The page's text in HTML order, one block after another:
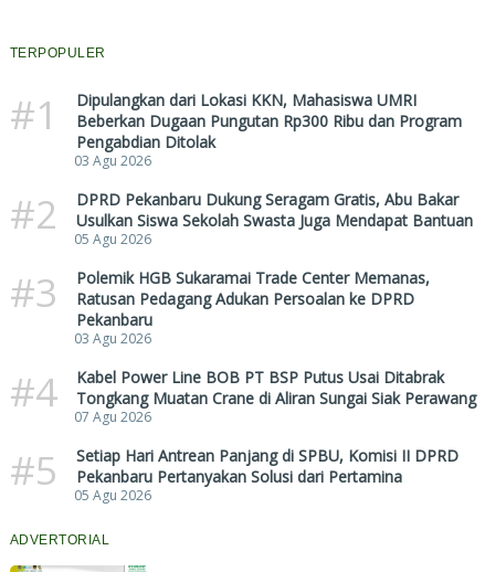
TERPOPULER
#1
Dipulangkan dari Lokasi KKN, Mahasiswa UMRI
Beberkan Dugaan Pungutan Rp300 Ribu dan Program
Pengabdian Ditolak
03 Agu 2026
#2
DPRD Pekanbaru Dukung Seragam Gratis, Abu Bakar
Usulkan Siswa Sekolah Swasta Juga Mendapat Bantuan
05 Agu 2026
#3
Polemik HGB Sukaramai Trade Center Memanas,
Ratusan Pedagang Adukan Persoalan ke DPRD
Pekanbaru
03 Agu 2026
#4
Kabel Power Line BOB PT BSP Putus Usai Ditabrak
Tongkang Muatan Crane di Aliran Sungai Siak Perawang
07 Agu 2026
#5
Setiap Hari Antrean Panjang di SPBU, Komisi II DPRD
Pekanbaru Pertanyakan Solusi dari Pertamina
05 Agu 2026
ADVERTORIAL